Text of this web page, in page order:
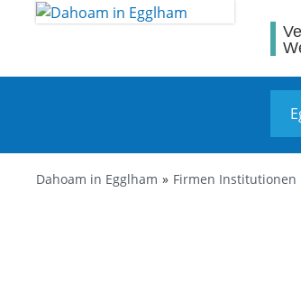
Dahoam in Egglham Firmen Institutionen